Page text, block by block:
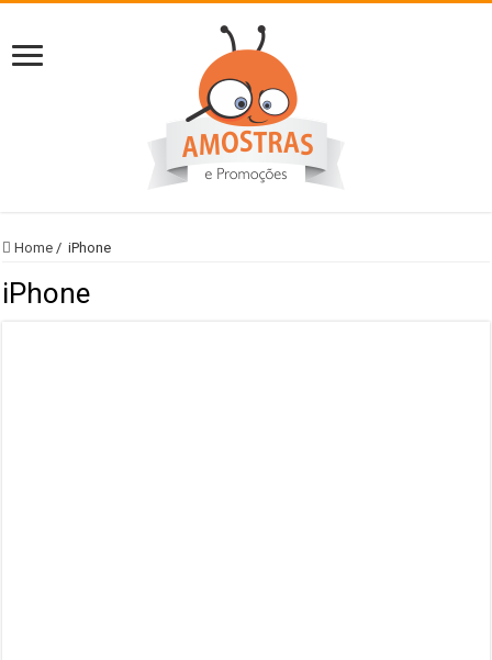
Home / iPhone
iPhone